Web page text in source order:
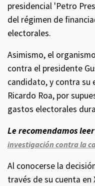
presidencial 'Petro
del régimen de
electorales.
Asimismo, el
contra el presidente
candidato, y contra su
Ricardo Roa, por
gastos electorales
Le recomendamos
investigación contra la
Al conocerse la
través de su cuenta